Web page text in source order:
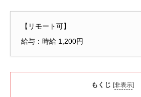
【リモート可】
給与：時給 1,200円
もくじ [非表示]